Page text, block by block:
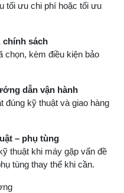
tối ưu chi phí hoặc tối ưu
chính sách
chọn, kèm điều kiện bảo
dẫn vận hành
đúng kỹ thuật và giao hàng
– phụ tùng
thuật khi máy gặp vấn đề
tùng thay thế khi cần.